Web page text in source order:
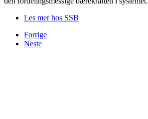
Les mer hos SSB
Forrige
Neste